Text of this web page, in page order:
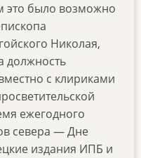
это было возможно
Николая,
должность
с клириками
ежегодного
севера — Дне
издания ИПБ и